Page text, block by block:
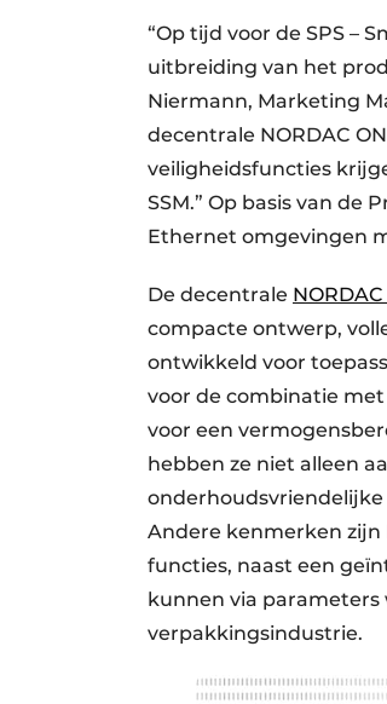
“Op tijd voor de SPS –
uitbreiding van het
Niermann, Marketing
decentrale NORDAC
veiligheidsfuncties
SSM.” Op basis van de
Ethernet omgevingen
De decentrale
compacte ontwerp,
ontwikkeld voor
voor de combinatie
voor een
hebben ze niet alleen
Andere kenmerken
functies, naast een
kunnen via
verpakkingsindustrie.